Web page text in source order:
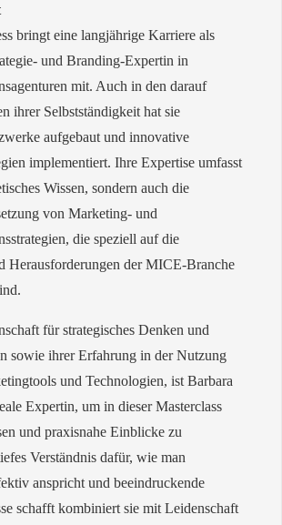
bringt eine langjährige Karriere als
und Branding-Expertin in
mit. Auch in den darauf
ihrer Selbstständigkeit hat sie
aufgebaut und innovative
implementiert. Ihre Expertise umfasst
Wissen, sondern auch die
von Marketing- und
die speziell auf die
Herausforderungen der MICE-Branche
für strategisches Denken und
sowie ihrer Erfahrung in der Nutzung
und Technologien, ist Barbara
Expertin, um in dieser Masterclass
und praxisnahe Einblicke zu
Verständnis dafür, wie man
anspricht und beeindruckende
schafft kombiniert sie mit Leidenschaft